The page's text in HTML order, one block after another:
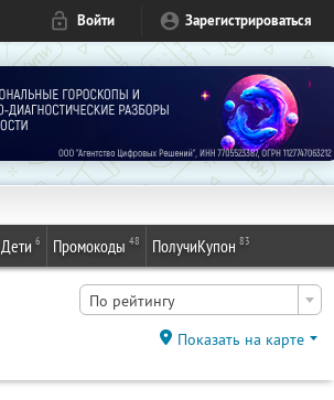
Войти Зарегистрироваться
Дети 6 Промокоды 48 ПолучиКупон 83
По рейтингу
Показать на карте